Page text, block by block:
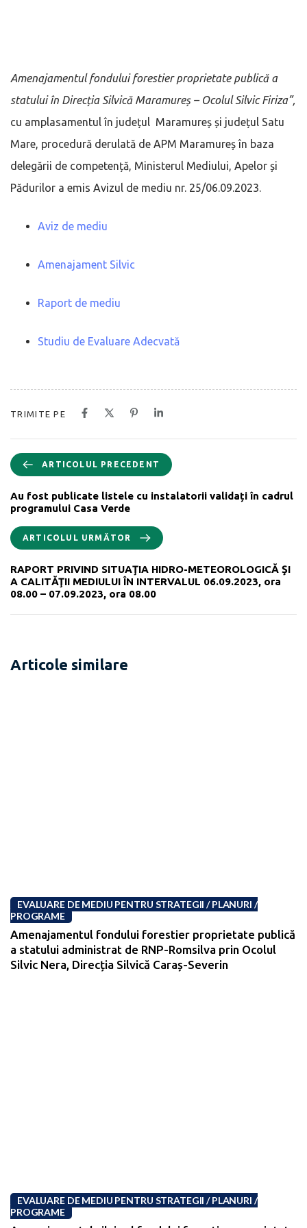
Amenajamentul fondului forestier proprietate publică a
statului în Direcția Silvică Maramureș – Ocolul Silvic Firiza”,
cu amplasamentul în județul Maramureș și județul Satu
Mare, procedură derulată de APM Maramureș în baza
delegării de competență, Ministerul Mediului, Apelor și
Pădurilor a emis Avizul de mediu nr. 25/06.09.2023.
Aviz de mediu
Amenajament Silvic
Raport de mediu
Studiu de Evaluare Adecvată
TRIMITE PE
ARTICOLUL PRECEDENT
Au fost publicate listele cu instalatorii validați în cadrul
programului Casa Verde
ARTICOLUL URMĂTOR
RAPORT PRIVIND SITUAŢIA HIDRO-METEOROLOGICĂ ŞI
A CALITĂŢII MEDIULUI ÎN INTERVALUL 06.09.2023, ora
08.00 – 07.09.2023, ora 08.00
Articole similare
EVALUARE DE MEDIU PENTRU STRATEGII / PLANURI /
PROGRAME
Amenajamentul fondului forestier proprietate publică
a statului administrat de RNP-Romsilva prin Ocolul
Silvic Nera, Direcția Silvică Caraș-Severin
EVALUARE DE MEDIU PENTRU STRATEGII / PLANURI /
PROGRAME